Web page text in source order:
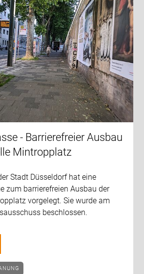
- Barrierefreier Ausbau
Mintropplatz
Stadt Düsseldorf hat eine
zum barrierefreien Ausbau der
vorgelegt. Sie wurde am
beschlossen.